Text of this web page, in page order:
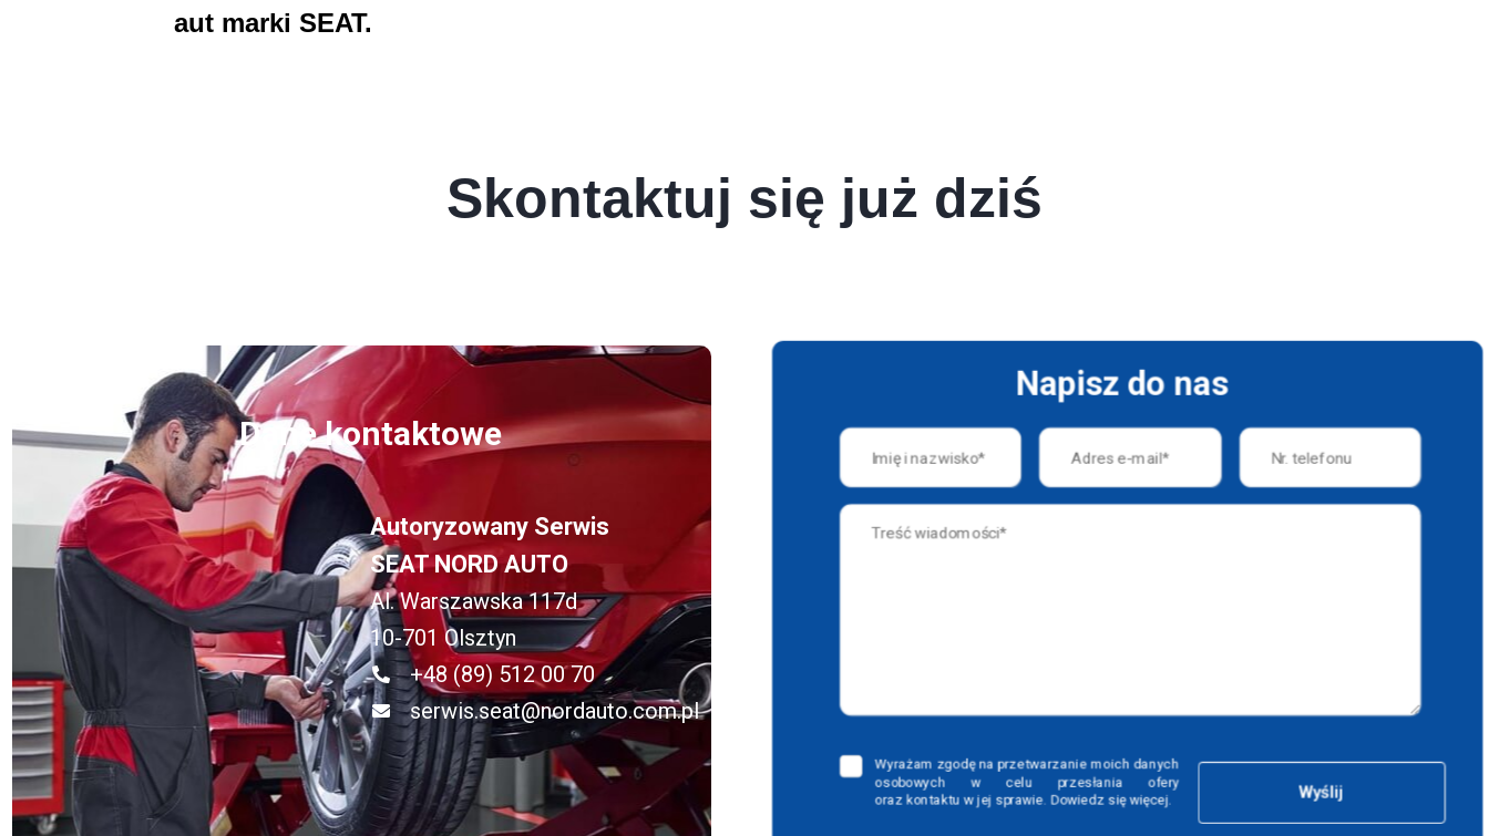
aut marki SEAT.
Skontaktuj się już dziś
Dane kontaktowe
Autoryzowany Serwis
SEATNORD AUTO
Al. Warszawska 117d
10-701 Olsztyn
+48 (89) 512 00 70
serwis.seat@nordauto.com.pl
Napisz do nas
Wyrażam zgodę na przetwarzanie moich danych
osobowych w celu przesłania ofery
oraz kontaktu w jej sprawie.Dowiedz się więcej. Wyślij